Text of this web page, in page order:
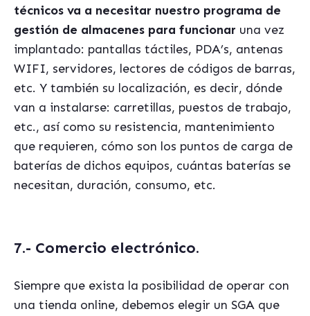
técnicos va a necesitar nuestro programa de
gestión de almacenes para funcionar una vez
implantado: pantallas táctiles, PDA’s, antenas
WIFI, servidores, lectores de códigos de barras,
etc. Y también su localización, es decir, dónde
van a instalarse: carretillas, puestos de trabajo,
etc., así como su resistencia, mantenimiento
que requieren, cómo son los puntos de carga de
baterías de dichos equipos, cuántas baterías se
necesitan, duración, consumo, etc.
7.- Comercio electrónico.
Siempre que exista la posibilidad de operar con
una tienda online, debemos elegir un SGA que